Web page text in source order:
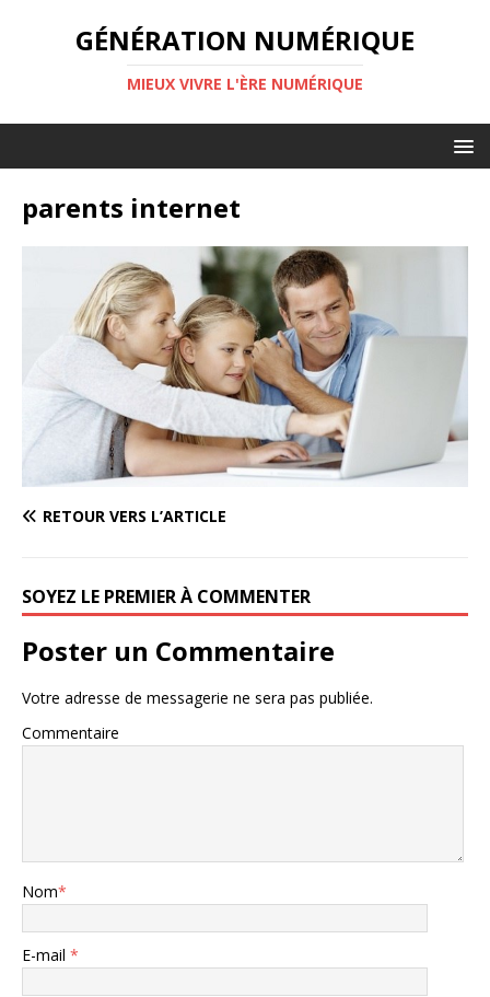
GÉNÉRATION NUMÉRIQUE
MIEUX VIVRE L'ÈRE NUMÉRIQUE
parents internet
RETOUR VERS L’ARTICLE
SOYEZ LE PREMIER À COMMENTER
Poster un Commentaire
Votre adresse de messagerie ne sera pas publiée.
Commentaire
Nom*
E-mail *